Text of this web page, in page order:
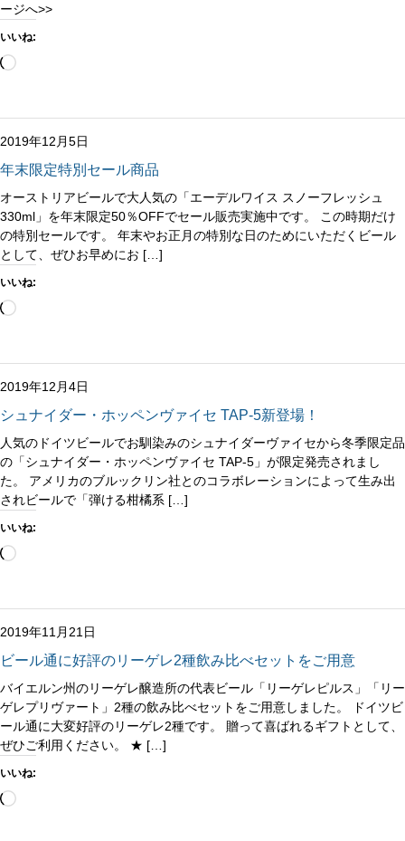
ージへ>>
いいね:
読
み
中…
2019年12月5日
年末限定特別セール商品
オーストリアビールで大人気の「エーデルワイス スノーフレッシュ
330ml」を年末限定50％OFFでセール販売実施中です。 この時期だけ
の特別セールです。 年末やお正月の特別な日のためにいただくビール
として、ぜひお早めにお […]
いいね:
読
み
中…
2019年12月4日
シュナイダー・ホッペンヴァイセ TAP-5新登場！
人気のドイツビールでお馴染みのシュナイダーヴァイセから冬季限定品
の「シュナイダー・ホッペンヴァイセ TAP-5」が限定発売されまし
た。 アメリカのブルックリン社とのコラボレーションによって生み出
されビールで「弾ける柑橘系 […]
いいね:
読
み
中…
2019年11月21日
ビール通に好評のリーゲレ2種飲み比べセットをご用意
バイエルン州のリーゲレ醸造所の代表ビール「リーゲレピルス」「リー
ゲレプリヴァート」2種の飲み比べセットをご用意しました。 ドイツビ
ール通に大変好評のリーゲレ2種です。 贈って喜ばれるギフトとして、
ぜひご利用ください。 ★ […]
いいね:
読